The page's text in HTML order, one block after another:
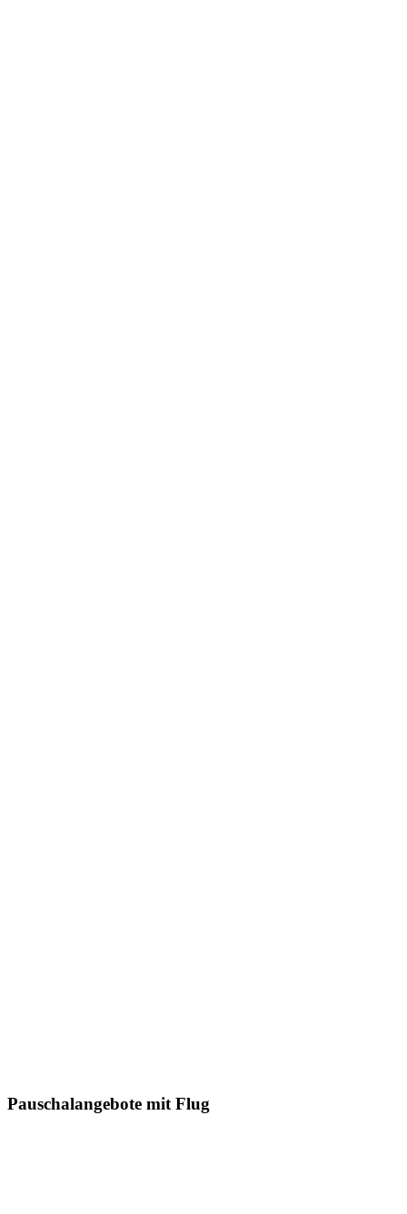
Pauschalangebote mit Flug